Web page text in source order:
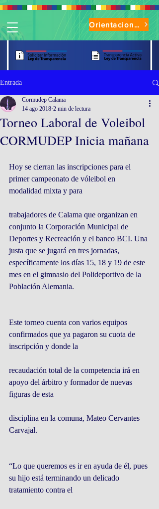
Orientaciones de Uso Parque Oasis
Entrada
Torneo Laboral de Voleibol
CORMUDEP Inicia mañana
Cormudep Calama
14 ago 2018 2 min de lectura
Hoy se cierran las inscripciones para el
primer campeonato de vóleibol en
modalidad mixta y para
trabajadores de Calama que organizan en
conjunto la Corporación Municipal de
Deportes y Recreación y el banco BCI. Una
justa que se jugará en tres jornadas,
específicamente los días 15, 18 y 19 de este
mes en el gimnasio del Polideportivo de la
Población Alemania.
Este torneo cuenta con varios equipos
confirmados que ya pagaron su cuota de
inscripción y donde la
recaudación total de la competencia irá en
apoyo del árbitro y formador de nuevas
figuras de esta
disciplina en la comuna, Mateo Cervantes
Carvajal.
“Lo que queremos es ir en ayuda de él, pues
su hijo está terminando un delicado
tratamiento contra el